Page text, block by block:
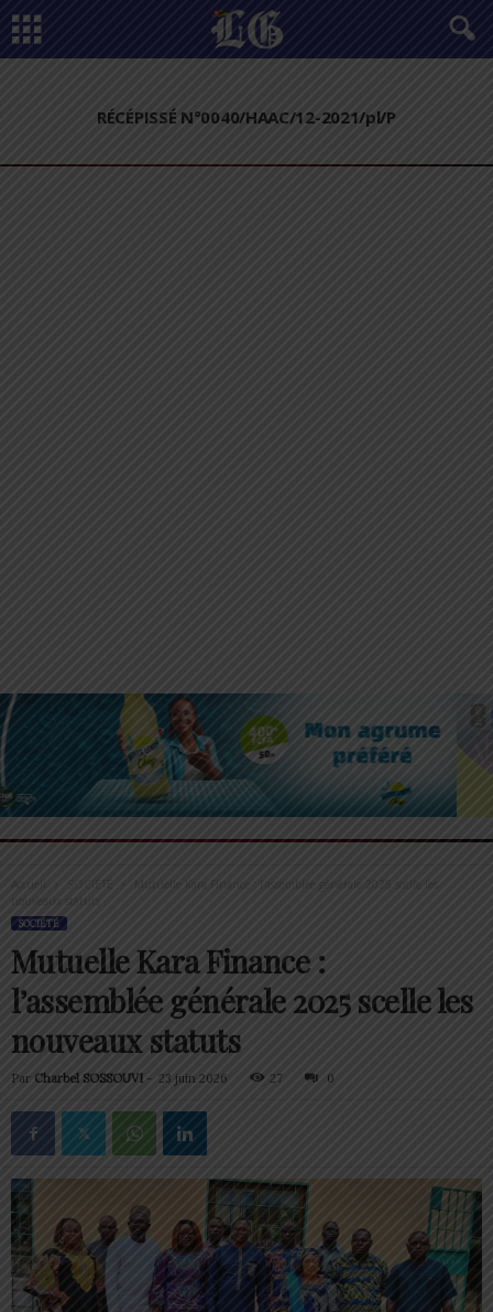
RÉCÉPISSÉ N°0040/HAAC/12-2021/pl/P
Accueil
Mutuelle Kara Finance : l’assemblée générale 2025 scelle les
nouveaux statuts
SOCIÉTÉ
Mutuelle Kara Finance :
l’assemblée générale 2025 scelle les
nouveaux statuts
Par Charbel SOSSOUVI - 23 juin 2026 27 0